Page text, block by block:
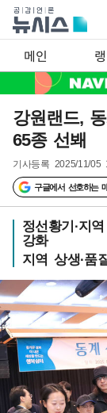
메인
강원랜드,
65종 선봬
기사등록 2025/11/05
구글에서 선호하는
정선황기·지
강화
지역 상생·품